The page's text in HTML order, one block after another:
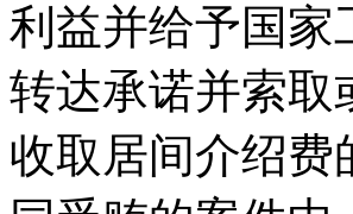
利益并给予国家
转达承诺并索取
收取居间介绍费